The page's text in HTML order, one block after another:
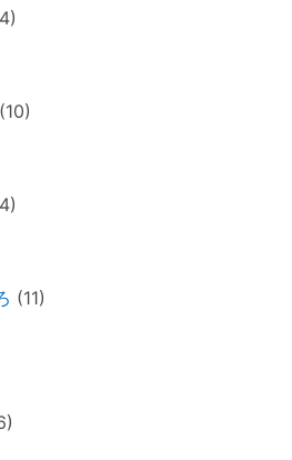
に効果的な「耳温灸」～煙
寄付できる「いいことシッ
は送料のみ。
「お空のセカイ」～流産の
くてホッコリ。
持つ子どもが増えているワ
たら「鎮守神社リサーチ」
けるダメージ
ぎる人のための「ご自愛レ
「トイレ巡り」～The
(10)
(11)